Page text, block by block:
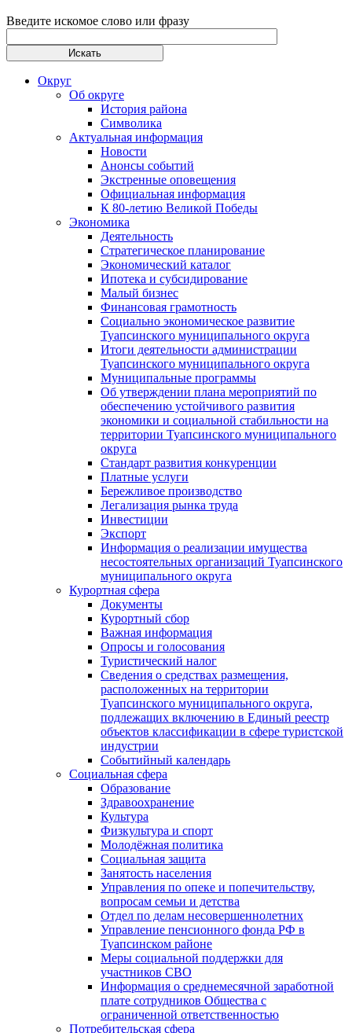
Введите искомое слово или фразу
Округ
Об округе
История района
Символика
Актуальная информация
Новости
Анонсы событий
Экстренные оповещения
Официальная информация
К 80-летию Великой Победы
Экономика
Деятельность
Стратегическое планирование
Экономический каталог
Ипотека и субсидирование
Малый бизнес
Финансовая грамотность
Социально экономическое развитие
Туапсинского муниципального округа
Итоги деятельности администрации
Туапсинского муниципального округа
Муниципальные программы
Об утверждении плана мероприятий по
обеспечению устойчивого развития
экономики и социальной стабильности на
территории Туапсинского муниципального
округа
Стандарт развития конкуренции
Платные услуги
Бережливое производство
Легализация рынка труда
Инвестиции
Экспорт
Информация о реализации имущества
несостоятельных организаций Туапсинского
муниципального округа
Курортная сфера
Документы
Курортный сбор
Важная информация
Опросы и голосования
Туристический налог
Сведения о средствах размещения,
расположенных на территории
Туапсинского муниципального округа,
подлежащих включению в Единый реестр
объектов классификации в сфере туристской
индустрии
Событийный календарь
Социальная сфера
Образование
Здравоохранение
Культура
Физкультура и спорт
Молодёжная политика
Социальная защита
Занятость населения
Управления по опеке и попечительству,
вопросам семьи и детства
Отдел по делам несовершеннолетних
Управление пенсионного фонда РФ в
Туапсинском районе
Меры социальной поддержки для
участников СВО
Информация о среднемесячной заработной
плате сотрудников Общества с
ограниченной ответственностью
Потребительская сфера